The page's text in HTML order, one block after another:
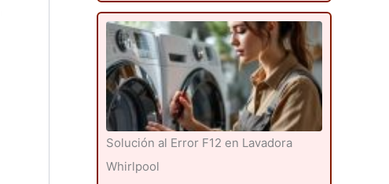
Solución al Error F12 en Lavadora
Whirlpool